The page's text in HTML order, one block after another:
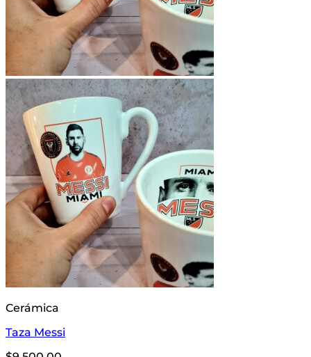
Cerámica
Taza Messi